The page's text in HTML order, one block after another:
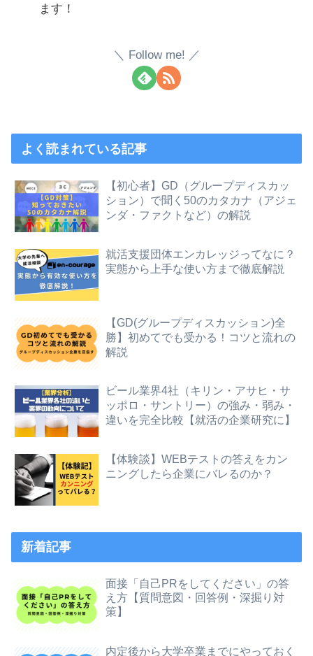
ます！
Follow me!
よく読まれている記事
【初心者】GD（グループディスカッ
ション）で聞く50のカタカナ（アジェ
ンダ・ファクトなど）の解説
就活支援団体エンカレッジってなに？
実態から上手な使い方まで徹底解説
【GD(グループディスカッション)全
勝】初めてでも受かる！コツと流れの
解説
ビール業界4社（キリン・アサヒ・サ
ッポロ・サントリー）の強み・弱み・
違いを完全比較【就活の企業研究に】
【体験談】WEBテストの答えをカン
ニングしたら企業にバレるのか？
新着記事
面接「自己PRをしてください」の答
え方【質問意図・回答例・深掘り対
策】
内定後から大学卒業までにやっておく